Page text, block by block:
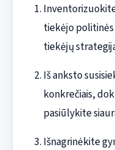
tiekėjo
tiekėjų
Iš anksto
konkrečiais,
pasiūlykite
Išnagrinėkite